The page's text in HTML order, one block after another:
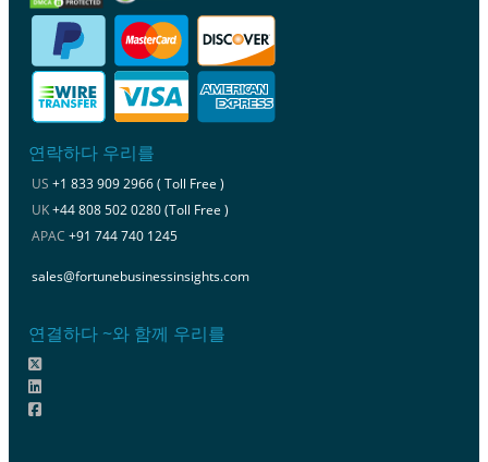
연락하다 우리를
US +1 833 909 2966 ( Toll Free )
UK+44 808 502 0280 (Toll Free )
APAC +91 744 740 1245
sales@fortunebusinessinsights.com
연결하다 ~와 함께 우리를